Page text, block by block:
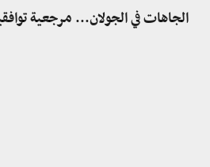
الجاهات في الجولان... مرجعية